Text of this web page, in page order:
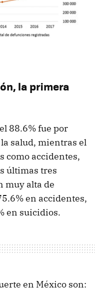
la primera
88.6% fue por
salud, mientras el
como accidentes,
últimas tres
muy alta de
en accidentes,
en suicidios.
en México son: